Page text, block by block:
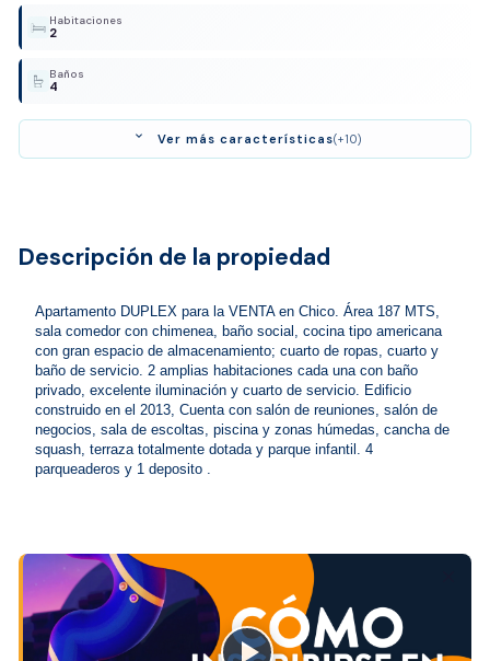
Habitaciones
2
Baños
4
expand_more Ver más características(+10)
Descripción de la propiedad
Apartamento DUPLEX para la VENTA en Chico. Área 187 MTS,
sala comedor con chimenea, baño social, cocina tipo americana
con gran espacio de almacenamiento; cuarto de ropas, cuarto y
baño de servicio. 2 amplias habitaciones cada una con baño
privado, excelente iluminación y cuarto de servicio. Edificio
construido en el 2013, Cuenta con salón de reuniones, salón de
negocios, sala de escoltas, piscina y zonas húmedas, cancha de
squash, terraza totalmente dotada y parque infantil. 4
parqueaderos y 1 deposito .